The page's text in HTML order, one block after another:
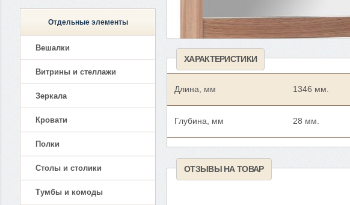
ХАРАКТЕРИСТИКИ
Длина, мм 1346 мм.
Глубина, мм 28 мм.
ОТЗЫВЫ НА ТОВАР
Отдельные элементы
Вешалки
Витрины и стеллажи
Зеркала
Кровати
Полки
Столы и столики
Тумбы и комоды